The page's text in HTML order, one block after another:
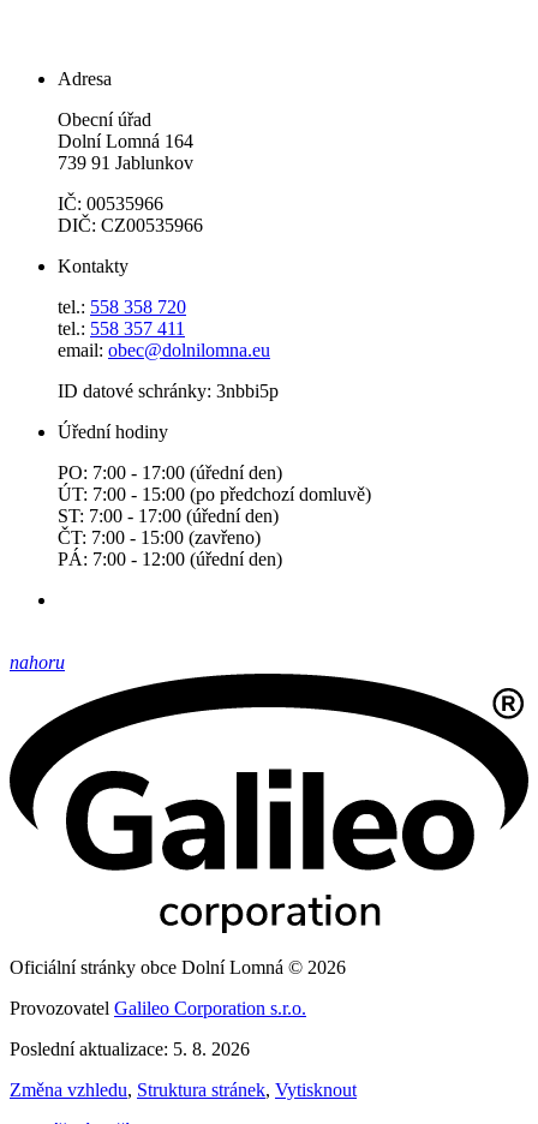
Adresa
Obecní úřad
Dolní Lomná 164
739 91 Jablunkov
IČ: 00535966
DIČ: CZ00535966
Kontakty
tel.: 558 358 720
tel.: 558 357 411
email: obec@dolnilomna.eu
ID datové schránky: 3nbbi5p
Úřední hodiny
PO: 7:00 - 17:00 (úřední den)
ÚT: 7:00 - 15:00 (po předchozí domluvě)
ST: 7:00 - 17:00 (úřední den)
ČT: 7:00 - 15:00 (zavřeno)
PÁ: 7:00 - 12:00 (úřední den)
nahoru
Oficiální stránky obce Dolní Lomná © 2026
Provozovatel Galileo Corporation s.r.o.
Poslední aktualizace: 5. 8. 2026
Změna vzhledu, Struktura stránek, Vytisknout